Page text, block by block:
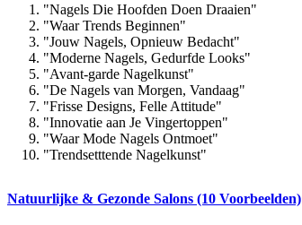
"Nagels Die Hoofden Doen Draaien"
"Waar Trends Beginnen"
"Jouw Nagels, Opnieuw Bedacht"
"Moderne Nagels, Gedurfde Looks"
"Avant-garde Nagelkunst"
"De Nagels van Morgen, Vandaag"
"Frisse Designs, Felle Attitude"
"Innovatie aan Je Vingertoppen"
"Waar Mode Nagels Ontmoet"
"Trendsetttende Nagelkunst"
Natuurlijke & Gezonde Salons (10 Voorbeelden)